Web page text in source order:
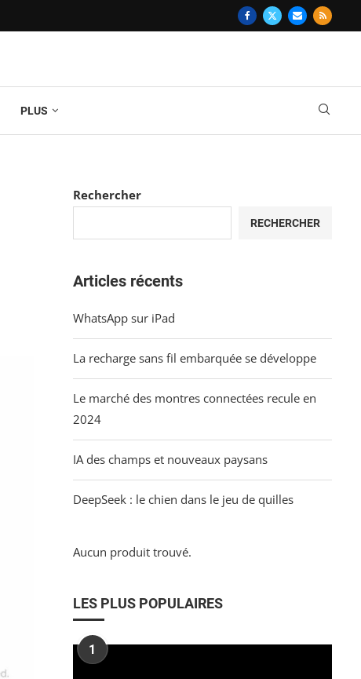
PLUS
Rechercher
RECHERCHER
Articles récents
WhatsApp sur iPad
La recharge sans fil embarquée se développe
Le marché des montres connectées recule en
2024
IA des champs et nouveaux paysans
DeepSeek : le chien dans le jeu de quilles
Aucun produit trouvé.
LES PLUS POPULAIRES
1